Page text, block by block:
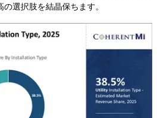
選択肢を結晶保ちます。